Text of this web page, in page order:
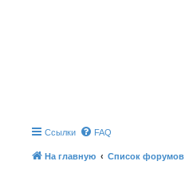
Ссылки FAQ
На главную Список форумов